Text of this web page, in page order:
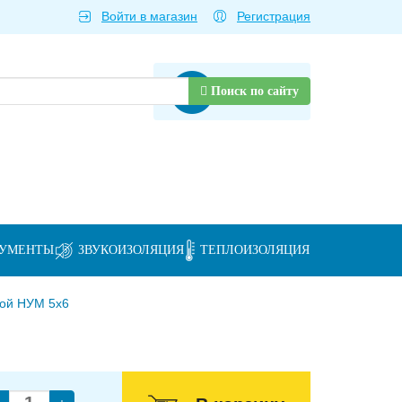
ЗВУКОИЗОЛЯЦИЯ ТЕПЛОИЗОЛЯЦИЯ
Войти в магазин Регистрация
Товаров нет
Поиск по сайту
НУМ 5х6